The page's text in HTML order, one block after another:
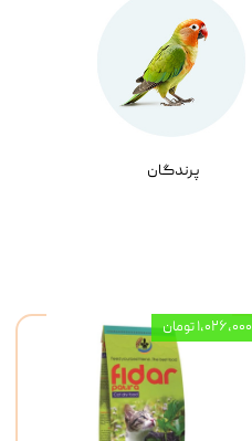
پرندگان
۱,۰۲۶,۰۰۰ تومان